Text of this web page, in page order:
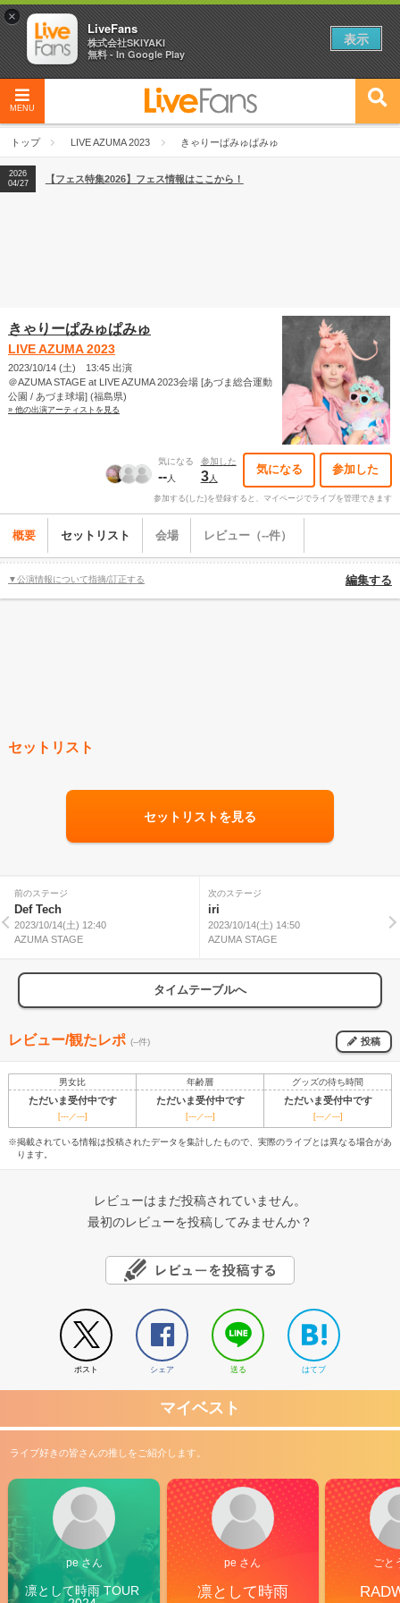
MENU
トップ LIVE AZUMA 2023 きゃりーぱみゅぱみゅ
2026
04/27
2026
【ライブ動員ランキング】2026年上半期編発表！
2026
04/27
【フェス特集2026】フェス情報はここから！
きゃりーぱみゅぱみゅ
LIVE AZUMA 2023
2023/10/14 (土) 13:45 出演
＠AZUMA STAGE at LIVE AZUMA 2023会場 [あづま総合運動
公園 / あづま球場] (福島県)
» 他の出演アーティストを見る
気になる
--人
参加した
3人
気になる 参加した
参加する(した)を登録すると、マイページでライブを管理できます
概要 セットリスト 会場 レビュー（--件）
▼公演情報について指摘/訂正する 編集する
セットリスト
セットリストを見る
前のステージ
Def Tech
2023/10/14(土) 12:40
AZUMA STAGE
次のステージ
iri
2023/10/14(土) 14:50
AZUMA STAGE
タイムテーブルへ
レビュー/観たレポ (--件) 投稿
男女比 年齢層 グッズの待ち時間
ただいま受付中です ただいま受付中です ただいま受付中です
[---／---] [---／---] [---／---]
※掲載されている情報は投稿されたデータを集計したもので、実際のライブとは異なる場合があ
ります。
レビューはまだ投稿されていません。
最初のレビューを投稿してみませんか？
ポスト シェア 送る はてブ
マイベスト
ライブ好きの皆さんの推しをご紹介します。
pe さん
凛として時雨 TOUR
pe さん
凛として時雨
ごと
×
LiveFans
株式会社SKIYAKI
無料 - In Google Play
表示